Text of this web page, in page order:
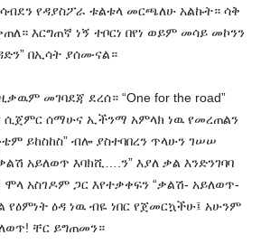
የዳያስፖራ ቱልቱላ መርጫለሁ አልኩት። ሳቅ
እርግጠኛ ነኝ ተቦርነ በየነ ወይም መሳይ መኮንን
በኢሳት ያሰሙናል።
መገባደጃ ደረሰ። “One for the road”
ሲጀምር ሰማሁና ኢችንማ አምላክ ነዉ የመረጠልን
ይከስከስ” ብሎ ያስተባበረን ጥላሁን ገሠሠ
አይለወጥ እባክሺ….ን” እያለ ቃል እንድንገባባ
ሞላ አስገዶም ጋር እየተቃቀፍን “ቃልሽ- አይለወጥ-
የዕምነት ዕዳ ነዉ ብዬ ነበር የጀመርኳችሁ፤ አሁንም
ቸር ይግጠመን።